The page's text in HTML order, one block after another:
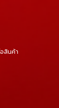
สินค้า